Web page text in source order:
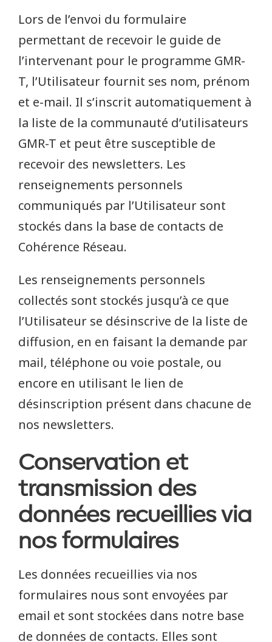
Lors de l’envoi du formulaire
permettant de recevoir le guide de
l’intervenant pour le programme GMR-
T, l’Utilisateur fournit ses nom, prénom
et e-mail. Il s’inscrit automatiquement à
la liste de la communauté d’utilisateurs
GMR-T et peut être susceptible de
recevoir des newsletters. Les
renseignements personnels
communiqués par l’Utilisateur sont
stockés dans la base de contacts de
Cohérence Réseau.
Les renseignements personnels
collectés sont stockés jusqu’à ce que
l’Utilisateur se désinscrive de la liste de
diffusion, en en faisant la demande par
mail, téléphone ou voie postale, ou
encore en utilisant le lien de
désinscription présent dans chacune de
nos newsletters.
Conservation et
transmission des
données recueillies via
nos formulaires
Les données recueillies via nos
formulaires nous sont envoyées par
email et sont stockées dans notre base
de données de contacts. Elles sont